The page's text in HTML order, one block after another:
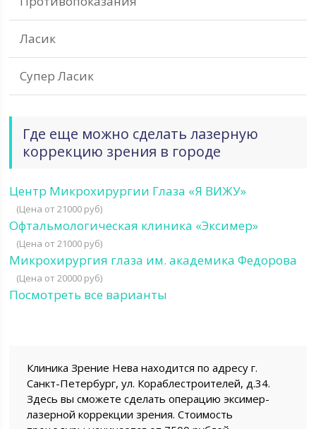
Ласик
Супер Ласик
Где еще можно сделать лазерную
коррекцию зрения в городе
Центр Микрохирургии Глаза «Я ВИЖУ»
(Цена от 21000 руб)
Офтальмологическая клиника «Эксимер»
(Цена от 21000 руб)
Микрохирургия глаза им. академика Федорова
(Цена от 20000 руб)
Посмотреть все варианты
Клиника Зрение Нева находится по адресу г.
Санкт-Петербург, ул. Кораблестроителей, д.34.
Здесь вы сможете сделать операцию эксимер-
лазерной коррекции зрения. Стоимость